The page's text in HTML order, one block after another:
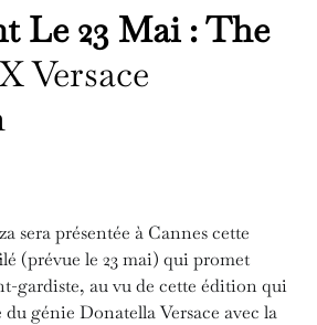
Le 23 Mai : The
Versace
sera présentée à Cannes cette
(prévue le 23 mai) qui promet
gardiste, au vu de cette édition qui
du génie Donatella Versace avec la